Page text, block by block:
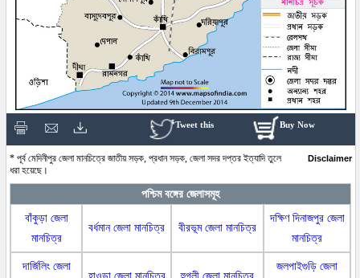
Buy Now
Tweet this
* পূর্ব মেদিনীপুর জেলা মানচিত্রে জাতীয় সড়ক, প্রধান সড়ক, জেলা সদর দপ্তর ইত্যাদি তুলে
ধরা হয়েছে।
Disclaimer
পশ্চিম বঙ্গের জেলাসমূহ
বাঁকুড়া জেলা
মানচিত্র
বর্ধমান জেলা মানচিত্র বীরভূম জেলা মানচিত্র
দক্ষিণ দিনাজপুর জেলা
মানচিত্র
দার্জিলিং জেলা
জলপাইগুড়ি জেলা